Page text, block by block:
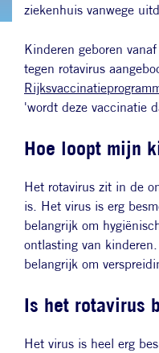
ziekenhuis vanwege
Kinderen geboren
tegen rotavirus
'wordt deze vaccinatie
Hoe loopt mijn
Het rotavirus zit in de
is. Het virus is erg
belangrijk om
ontlasting van
belangrijk om
Is het rotavirus
Het virus is heel erg